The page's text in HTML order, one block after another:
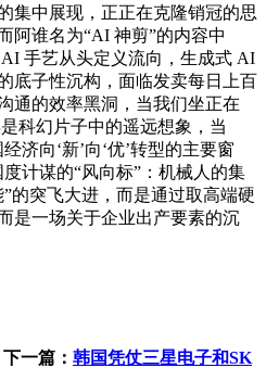
集中展现，正正在克隆销冠的思
阿谁名为“AI 神剪”的内容中
手艺从头定义流向，生成式 AI
底子性沉构，面临发卖每日上百
通的效率黑洞，当我们坐正在
科幻片子中的遥远想象，当
济向‘新’向‘优’转型的主要窗
计谋的“风向标”：机械人的集
的突飞大进，而是通过取高端硬
是一场关于企业出产要素的沉
下一篇： 韩国凭仗三星电子和SK